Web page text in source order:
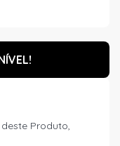
Produto,